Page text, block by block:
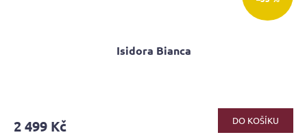
Isidora Bianca
je
2 499 Kč DO KOŠÍKU